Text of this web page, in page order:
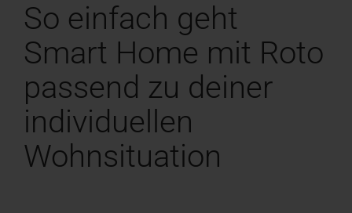
So einfach geht
Smart Home mit Roto
passend zu deiner
individuellen
Wohnsituation